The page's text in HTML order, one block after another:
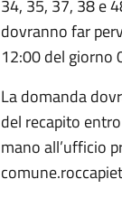
34, 35, 37, 38 e
dovranno far
12:00 del giorno
La domanda
del recapito
mano all’ufficio